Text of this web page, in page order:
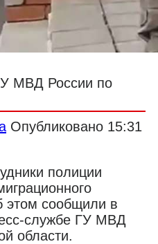
МВД России по
Опубликовано 15:31
полиции
этом сообщили в
службе ГУ МВД
области.